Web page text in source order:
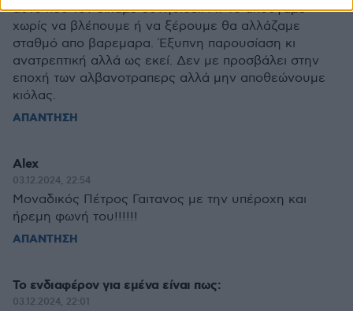
αυτό που τον είχαμε συνηθίσει. Αν το ακούγαμε
χωρίς να βλέπουμε ή να ξέρουμε θα αλλάζαμε
σταθμό απο βαρεμαρα. Έξυπνη παρουσίαση κι
ανατρεπτική αλλά ως εκεί. Δεν με προσβάλει στην
εποχή των αλβανοτραπερς αλλά μην αποθεώνουμε
κιόλας.
ΑΠΑΝΤΗΣΗ
Alex
03.12.2024, 22:54
Μοναδικός Πέτρος Γαιτανος με την υπέροχη και
ήρεμη φωνή του!!!!!!
ΑΠΑΝΤΗΣΗ
Το ενδιαφέρον για εμένα είναι πως:
03.12.2024, 22:01